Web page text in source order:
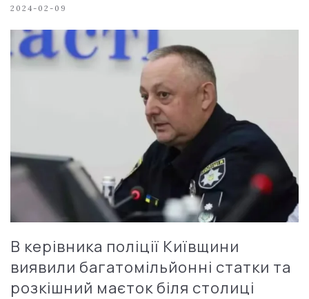
2024-02-09
В керівника поліції Київщини
виявили багатомільйонні статки та
розкішний маєток біля столиці